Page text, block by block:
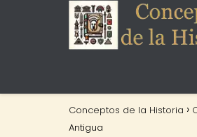
Conceptos de la Historia
Antigua